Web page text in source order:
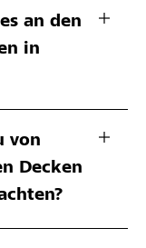
an den
in
von
Decken